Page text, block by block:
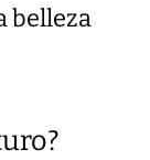
belleza